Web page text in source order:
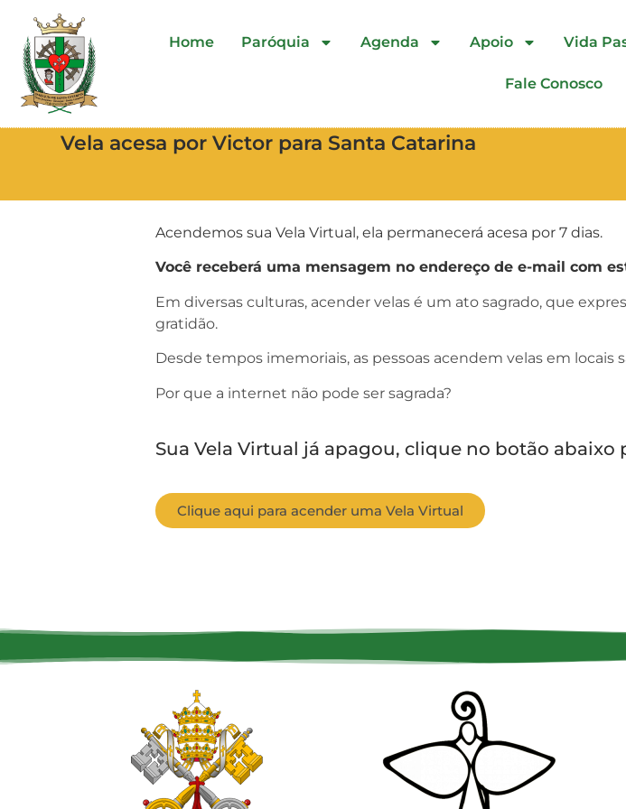
Home Paróquia Agenda Apoio Vida
Fale Conosco
Vela acesa por Victor para Santa Catarina
Acendemos sua Vela Virtual, ela permanecerá acesa por 7 dias.
Você receberá uma mensagem no endereço de e-mail com
Em diversas culturas, acender velas é um ato sagrado, que
gratidão.
Desde tempos imemoriais, as pessoas acendem velas em locais
Por que a internet não pode ser sagrada?
Sua Vela Virtual já apagou, clique no botão abaixo
Clique aqui para acender uma Vela Virtual